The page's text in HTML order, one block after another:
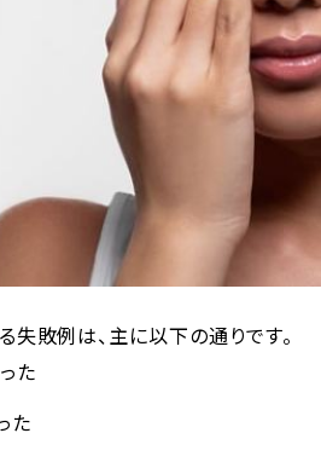
敗例は、主に以下の通りです。
た
た